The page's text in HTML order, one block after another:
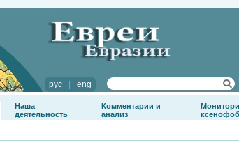
рус| eng
Наша
деятельность
Комментарии и
анализ